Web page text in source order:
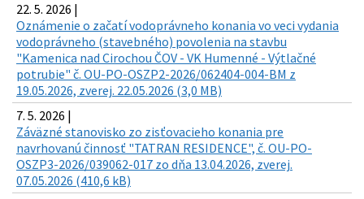
22. 5. 2026 |
Oznámenie o začatí vodoprávneho konania vo veci vydania
vodoprávneho (stavebného) povolenia na stavbu
"Kamenica nad Cirochou ČOV - VK Humenné - Výtlačné
potrubie" č. OU-PO-OSZP2-2026/062404-004-BM z
19.05.2026, zverej. 22.05.2026 (3,0 MB)
7. 5. 2026 |
Záväzné stanovisko zo zisťovacieho konania pre
navrhovanú činnosť "TATRAN RESIDENCE", č. OU-PO-
OSZP3-2026/039062-017 zo dňa 13.04.2026, zverej.
07.05.2026 (410,6 kB)